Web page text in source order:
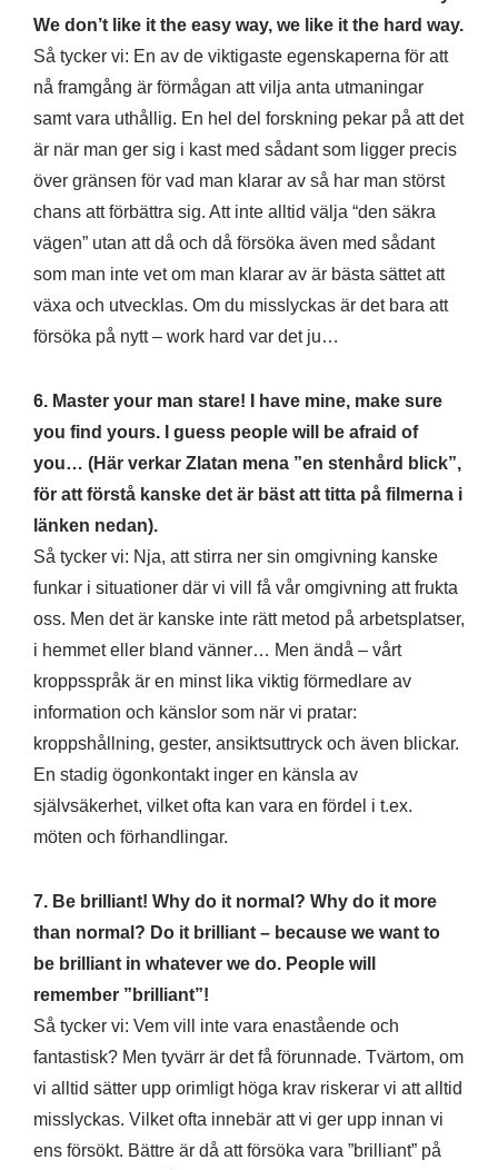
We don’t like it the easy way, we like it the hard way.
Så tycker vi: En av de viktigaste egenskaperna för att
nå framgång är förmågan att vilja anta utmaningar
samt vara uthållig. En hel del forskning pekar på att det
är när man ger sig i kast med sådant som ligger precis
över gränsen för vad man klarar av så har man störst
chans att förbättra sig. Att inte alltid välja “den säkra
vägen” utan att då och då försöka även med sådant
som man inte vet om man klarar av är bästa sättet att
växa och utvecklas. Om du misslyckas är det bara att
försöka på nytt – work hard var det ju…
6. Master your man stare! I have mine, make sure
you find yours. I guess people will be afraid of
you… (Här verkar Zlatan mena ”en stenhård blick”,
för att förstå kanske det är bäst att titta på filmerna i
länken nedan).
Så tycker vi: Nja, att stirra ner sin omgivning kanske
funkar i situationer där vi vill få vår omgivning att frukta
oss. Men det är kanske inte rätt metod på arbetsplatser,
i hemmet eller bland vänner… Men ändå – vårt
kroppsspråk är en minst lika viktig förmedlare av
information och känslor som när vi pratar:
kroppshållning, gester, ansiktsuttryck och även blickar.
En stadig ögonkontakt inger en känsla av
självsäkerhet, vilket ofta kan vara en fördel i t.ex.
möten och förhandlingar.
7. Be brilliant! Why do it normal? Why do it more
than normal? Do it brilliant – because we want to
be brilliant in whatever we do. People will
remember ”brilliant”!
Så tycker vi: Vem vill inte vara enastående och
fantastisk? Men tyvärr är det få förunnade. Tvärtom, om
vi alltid sätter upp orimligt höga krav riskerar vi att alltid
misslyckas. Vilket ofta innebär att vi ger upp innan vi
ens försökt. Bättre är då att försöka vara ”brilliant” på